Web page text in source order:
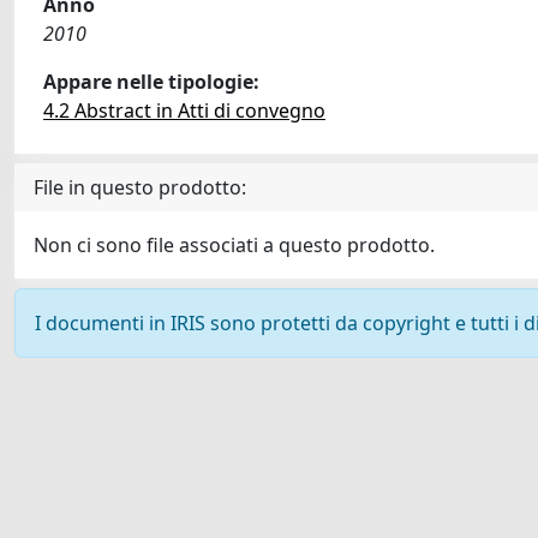
2010
Appare nelle tipologie:
4.2 Abstract in Atti di convegno
File in questo prodotto:
Non ci sono file associati a questo prodotto.
I documenti in IRIS sono protetti da copyright e tutti i